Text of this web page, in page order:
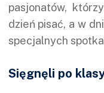
pasjonatów,
dzień pisać, a w
specjalnych
Sięgnęli po